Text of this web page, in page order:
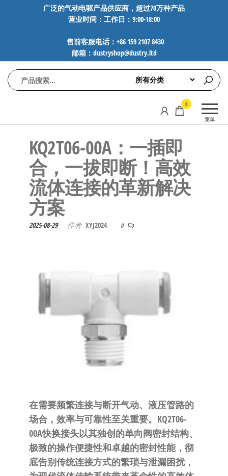
广泛的气动电驱产品供应商，超过70万种产品
营业时间：工作日：9:00-18:00
售前客服电话：+86 159 2107 8430
邮箱：dustryshop@dustry.ltd
动
FESTO、
AVENTICS等
品牌气动
元件，超
过88万种
工业自动
化零部
件，正品
保障，全
菜单
0
​KQ2T06-00A：一插即
合，一拔即断！高效
流体连接的革新解决
方案​​
2025-08-29 作者 XYJ2024 0
在需要频繁连接与断开气动、液压管路的
场合，效率与可靠性至关重要。KQ2T06-
00A快换接头以其独创的单向阀密封结构、
极致的操作便捷性和卓越的密封性能，彻
底告别传统连接方式的繁琐与泄漏困扰，